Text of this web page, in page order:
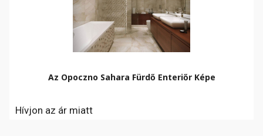
Az Opoczno Sahara Fürdő Enteriőr Képe
Hívjon az ár miatt